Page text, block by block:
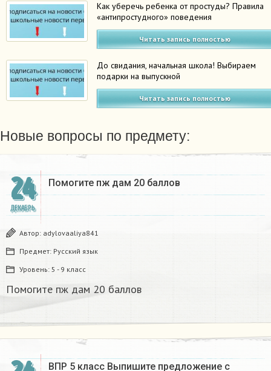
Как уберечь ребенка от простуды? Правила
«антипростудного» поведения
Читать запись полностью
До свидания, начальная школа! Выбираем
подарки на выпускной
Читать запись полностью
Новые вопросы по предмету:
24
ДЕКАБРЬ
Помогите пж дам 20 баллов ​
Автор: adylovaaliya841
Предмет: Русский язык
Уровень: 5 - 9 класс
Помогите пж дам 20 баллов ​
ВПР 5 класс Выпишите предложение с